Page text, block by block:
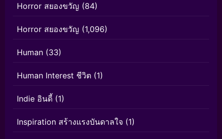
Horror สยองขวัญ (84)
Horror สยองขวัญ (1,096)
Human (33)
Human Interest ชีวิต (1)
Indie อินดี้ (1)
Inspiration สร้างแรงบันดาลใจ (1)